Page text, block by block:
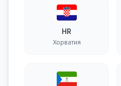
HR
Хорватия